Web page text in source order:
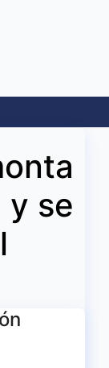
y se